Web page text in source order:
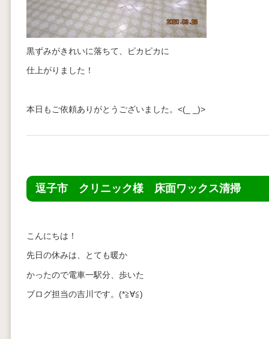
黒ずみがきれいに落ちて、ピカピカに
仕上がりました！
本日もご依頼ありがとうございました。<(_ _)>
逗子市 クリニック様 床面ワックス清掃
こんにちは！
先日の休みは、とても暖か
かったので電車一駅分、歩いた
ブログ担当の吉川です。(*≧∀≦)